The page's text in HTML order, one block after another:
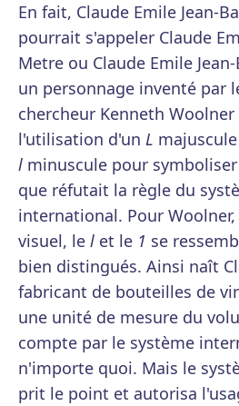
En fait, Claude Emile Jean-
pourrait s'appeler Claude
Metre ou Claude Emile
un personnage inventé par
chercheur Kenneth
l'utilisation d'un L
l minuscule pour
que réfutait la règle du
international. Pour
visuel, le l et le 1 se
bien distingués. Ainsi naît
fabricant de bouteilles de
une unité de mesure du
compte par le système
n'importe quoi. Mais le
prit le point et autorisa